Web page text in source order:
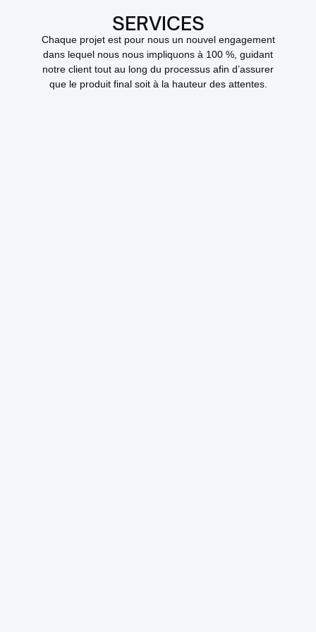
SERVICES
Chaque projet est pour nous un nouvel engagement
dans lequel nous nous impliquons à 100 %, guidant
notre client tout au long du processus afin d’assurer
que le produit final soit à la hauteur des attentes.